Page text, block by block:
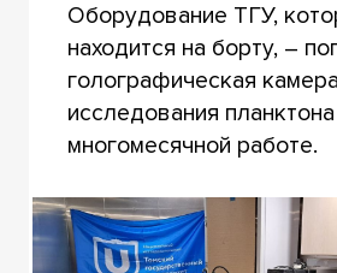
Оборудование ТГУ,
находится на борту, –
голографическая
исследования
многомесячной работе.